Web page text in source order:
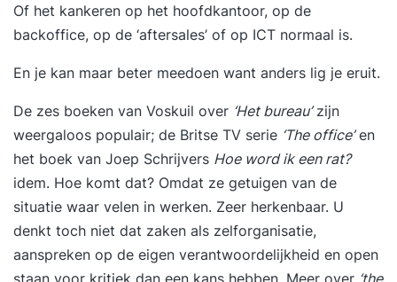
Of het kankeren op het hoofdkantoor, op de
backoffice, op de ‘aftersales’ of op ICT normaal is.
En je kan maar beter meedoen want anders lig je eruit.
De zes boeken van Voskuil over ‘Het bureau’zijn
weergaloos populair; de Britse TV serie ‘The office’en
het boek van Joep Schrijvers Hoe word ik een rat?
idem. Hoe komt dat? Omdat ze getuigen van de
situatie waar velen in werken. Zeer herkenbaar. U
denkt toch niet dat zaken als zelforganisatie,
aanspreken op de eigen verantwoordelijkheid en open
staan voor kritiek dan een kans hebben. Meer over ‘the